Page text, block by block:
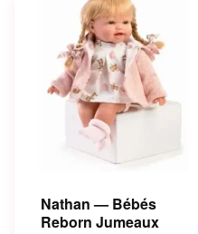
Nathan — Bébés
Reborn Jumeaux